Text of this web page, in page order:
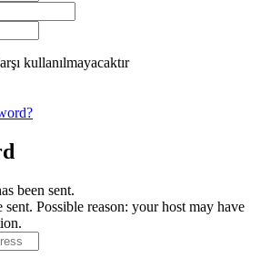
kullanılmayacaktır
been sent.
Possible reason: your host may have